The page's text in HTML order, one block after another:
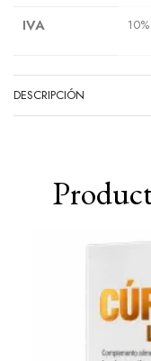
IVA 10%
DESCRIPCIÓN